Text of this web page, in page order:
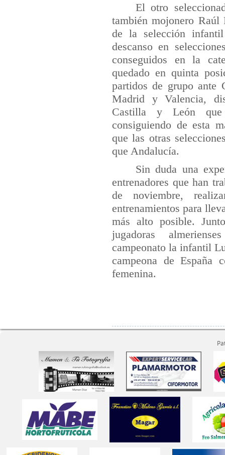
El otro
también mojonero Raúl
de la selección
descanso en
conseguidos en la
quedado en quinta
partidos de grupo ante
Madrid y Valencia,
Castilla y León
consiguiendo de esta
que las otras
que Andalucía.
Sin duda una
entrenadores que han
de noviembre,
entrenamientos para
más alto posible.
jugadoras
campeonato la infantil
campeona de España
femenina.